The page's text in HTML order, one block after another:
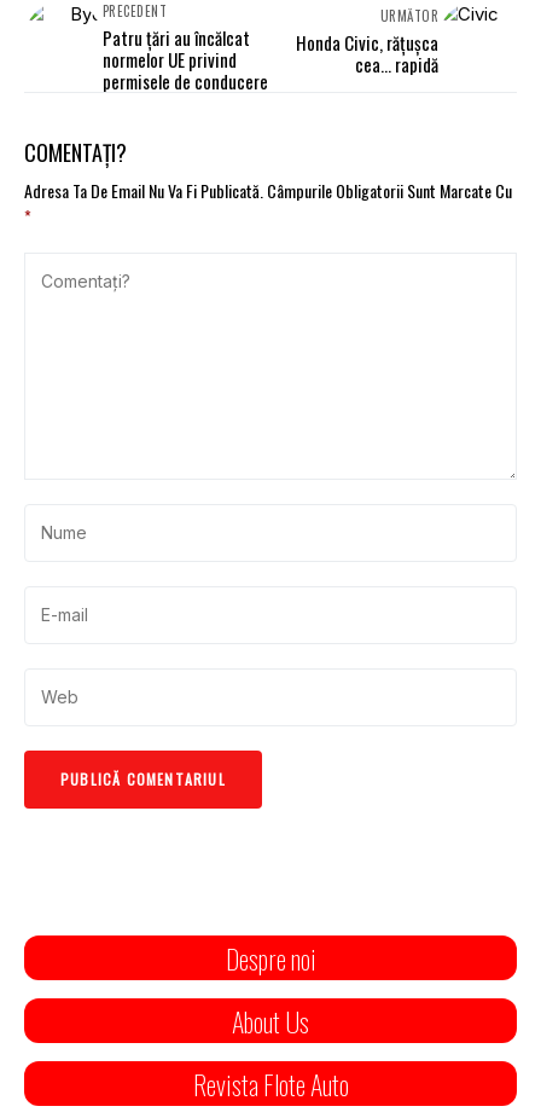
PRECEDENT
Patru ţări au încălcat
normelor UE privind
permisele de conducere
URMĂTOR
Honda Civic, rățușca
cea… rapidă
COMENTAȚI?
Adresa Ta De Email Nu Va Fi Publicată.Câmpurile Obligatorii Sunt Marcate Cu
*
Despre noi
About Us
Revista Flote Auto